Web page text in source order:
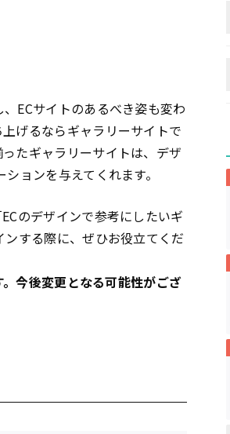
ECサイトのあるべき姿も変わ
げるならギャラリーサイトで
たギャラリーサイトは、デザ
ョンを与えてくれます。
のデザインで参考にしたいギ
する際に、ぜひお役立てくだ
今後変更となる可能性がござ